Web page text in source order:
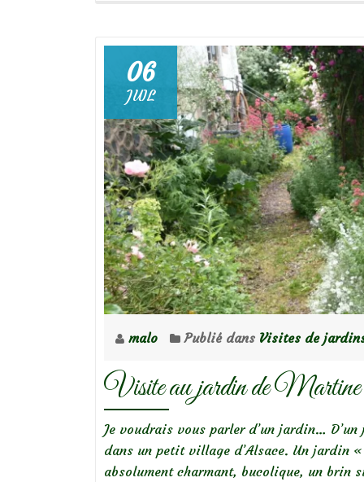
juin
2026
au
jardin
06
JUIL
malo Publié dans Visites de
Visite au jardin de
Je voudrais vous parler d’un jardin…
dans un petit village d’Alsace. Un jardin
absolument charmant, bucolique, un brin